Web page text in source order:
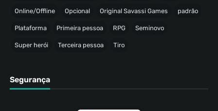
Online/Offline Opcional Original Savassi Games padrão
Plataforma Primeira pessoa RPG Seminovo
Super herói Terceira pessoa Tiro
Segurança